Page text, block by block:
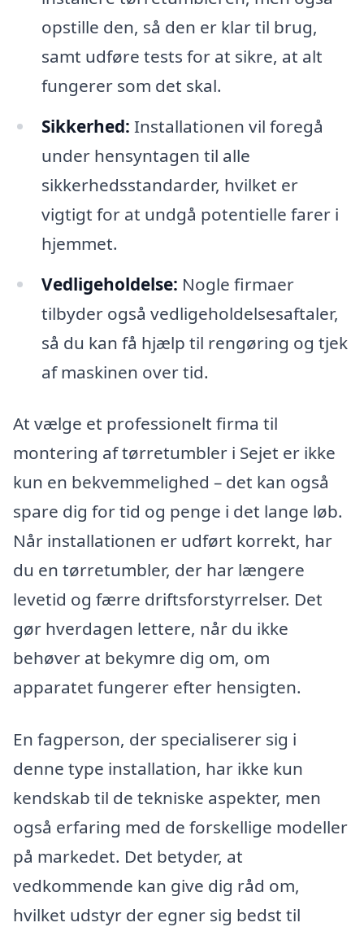
opstille den, så den er klar til brug,
samt udføre tests for at sikre, at alt
fungerer som det skal.
Sikkerhed: Installationen vil foregå
under hensyntagen til alle
sikkerhedsstandarder, hvilket er
vigtigt for at undgå potentielle farer i
hjemmet.
Vedligeholdelse: Nogle firmaer
tilbyder også vedligeholdelsesaftaler,
så du kan få hjælp til rengøring og tjek
af maskinen over tid.
At vælge et professionelt firma til
montering af tørretumbler i Sejet er ikke
kun en bekvemmelighed – det kan også
spare dig for tid og penge i det lange løb.
Når installationen er udført korrekt, har
du en tørretumbler, der har længere
levetid og færre driftsforstyrrelser. Det
gør hverdagen lettere, når du ikke
behøver at bekymre dig om, om
apparatet fungerer efter hensigten.
En fagperson, der specialiserer sig i
denne type installation, har ikke kun
kendskab til de tekniske aspekter, men
også erfaring med de forskellige modeller
på markedet. Det betyder, at
vedkommende kan give dig råd om,
hvilket udstyr der egner sig bedst til